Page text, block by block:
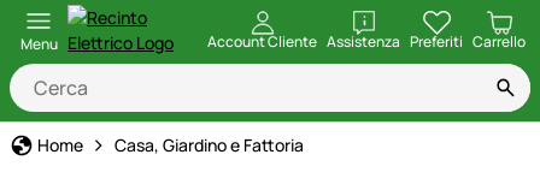
Menu Account Cliente Assistenza
apri Preferiti Carrello
Home Casa, Giardino e Fattoria